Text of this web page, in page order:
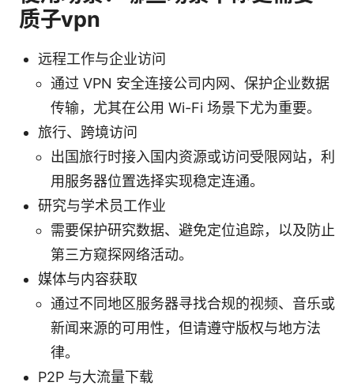
质子vpn
远程工作与企业访问
通过 VPN 安全连接公司内网、保护企业数据
传输，尤其在公用 Wi-Fi 场景下尤为重要。
旅行、跨境访问
出国旅行时接入国内资源或访问受限网站，利
用服务器位置选择实现稳定连通。
研究与学术员工作业
需要保护研究数据、避免定位追踪，以及防止
第三方窥探网络活动。
媒体与内容获取
通过不同地区服务器寻找合规的视频、音乐或
新闻来源的可用性，但请遵守版权与地方法
律。
P2P 与大流量下载